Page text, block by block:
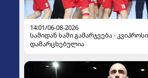
14:01/06-08-2026
სამიდან სამი გამარჯვება -
დამარცხებულია